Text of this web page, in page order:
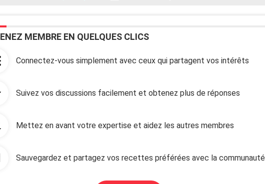
MEMBRE EN QUELQUES CLICS
Connectez-vous simplement avec ceux qui partagent vos intérêts
Suivez vos discussions facilement et obtenez plus de réponses
Mettez en avant votre expertise et aidez les autres membres
Sauvegardez et partagez vos recettes préférées avec la communauté